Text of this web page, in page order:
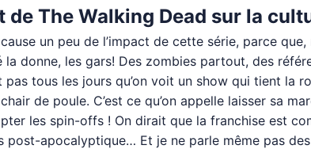
de The Walking Dead sur la
un peu de l’impact de cette série, parce que,
la donne, les gars! Des zombies partout, des
pas tous les jours qu’on voit un show qui tient la
de poule. C’est ce qu’on appelle laisser sa
les spin-offs ! On dirait que la franchise est
post-apocalyptique… Et je ne parle même pas